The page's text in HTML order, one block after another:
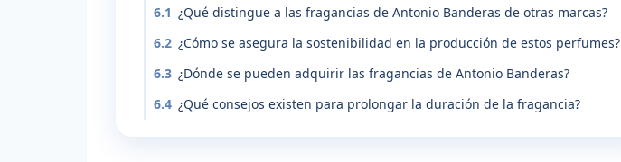
6.1 ¿Qué distingue a las fragancias de Antonio Banderas de otras marcas?
6.2 ¿Cómo se asegura la sostenibilidad en la producción de estos perfumes?
6.3 ¿Dónde se pueden adquirir las fragancias de Antonio Banderas?
6.4 ¿Qué consejos existen para prolongar la duración de la fragancia?